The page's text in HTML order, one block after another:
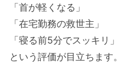
「首が軽くなる」
「在宅勤務の救世主」
「寝る前5分でスッキリ」
という評価が目立ちます。